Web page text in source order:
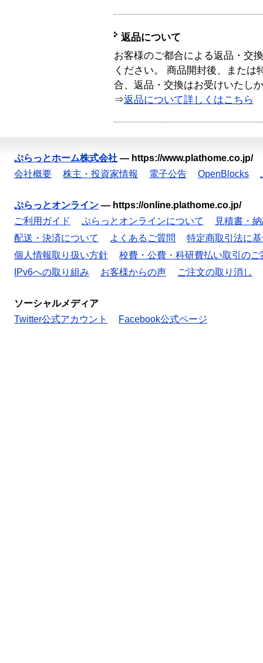
返品について
お客様のご都合による返品・交
ください。 商品開封後、または
合、返品・交換はお受けいたし
⇒返品について詳しくはこちら
ぷらっとホーム株式会社 — https://www.plathome.co.jp/
会社概要
株主・投資家情報 電子公告 OpenBlocks
ぷらっとオンライン — https://online.plathome.co.jp/
ご利用ガイド
ぷらっとオンラインについて
見積書・
配送・決済について
よくあるご質問
特定商取引法に
個人情報取り扱い方針
校費・公費・科研費払い取引のご
IPv6への取り組み
お客様からの声 ご注文の取り消し
ソーシャルメディア
Twitter公式アカウント
Facebook公式ページ